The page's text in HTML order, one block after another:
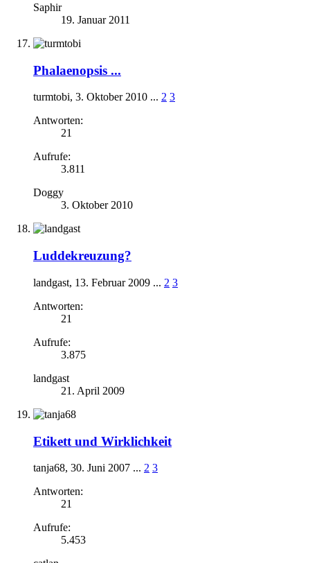
Saphir
19. Januar 2011
Phalaenopsis ...
turmtobi, 3. Oktober 2010 ... 2 3
Antworten:
21
Aufrufe:
3.811
Doggy
3. Oktober 2010
Luddekreuzung?
landgast, 13. Februar 2009 ... 2 3
Antworten:
21
Aufrufe:
3.875
landgast
21. April 2009
Etikett und Wirklichkeit
tanja68, 30. Juni 2007 ... 2 3
Antworten:
21
Aufrufe:
5.453